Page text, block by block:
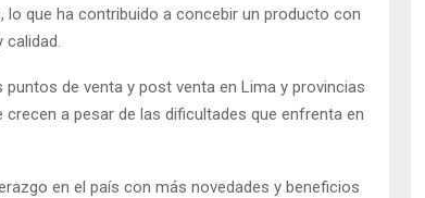
que ha contribuido a concebir un producto con
de venta y post venta en Lima y provincias
a pesar de las dificultades que enfrenta en
en el país con más novedades y beneficios